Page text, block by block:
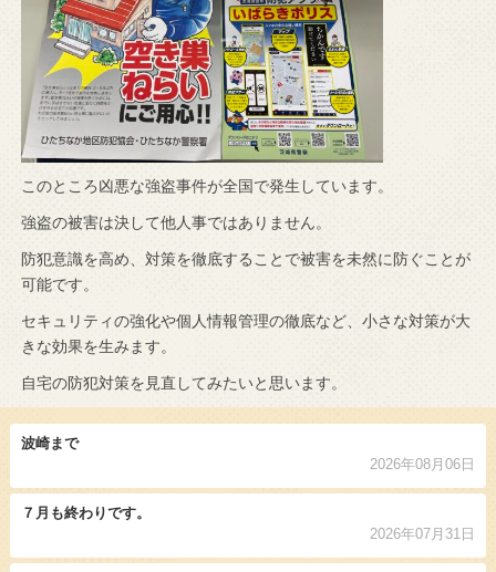
このところ凶悪な強盗事件が全国で発生しています。
強盗の被害は決して他人事ではありません。
防犯意識を高め、対策を徹底することで被害を未然に防ぐことが
可能です。
セキュリティの強化や個人情報管理の徹底など、小さな対策が大
きな効果を生みます。
自宅の防犯対策を見直してみたいと思います。
波崎まで
2026年08月06日
７月も終わりです。
2026年07月31日